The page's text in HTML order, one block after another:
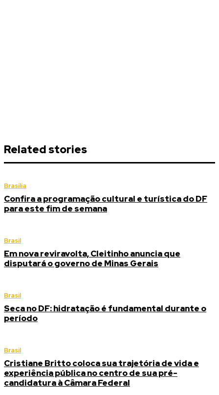
Related stories
Brasília
Confira a programação cultural e turística do DF
para este fim de semana
Brasil
Em nova reviravolta, Cleitinho anuncia que
disputará o governo de Minas Gerais
Brasil
Seca no DF: hidratação é fundamental durante o
período
Brasil
Cristiane Britto coloca sua trajetória de vida e
experiência pública no centro de sua pré-
candidatura à Câmara Federal